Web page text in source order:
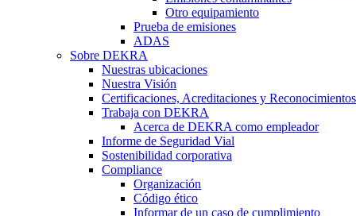
Otro equipamiento
Prueba de emisiones
ADAS
Sobre DEKRA
Nuestras ubicaciones
Nuestra Visión
Certificaciones, Acreditaciones y Reconocimientos
Trabaja con DEKRA
Acerca de DEKRA como empleador
Informe de Seguridad Vial
Sostenibilidad corporativa
Compliance
Organización
Código ético
Informar de un caso de cumplimiento